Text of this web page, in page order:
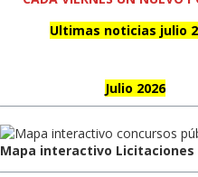
Ultimas noticias julio
Julio 2026
Mapa interactivo Licitaciones